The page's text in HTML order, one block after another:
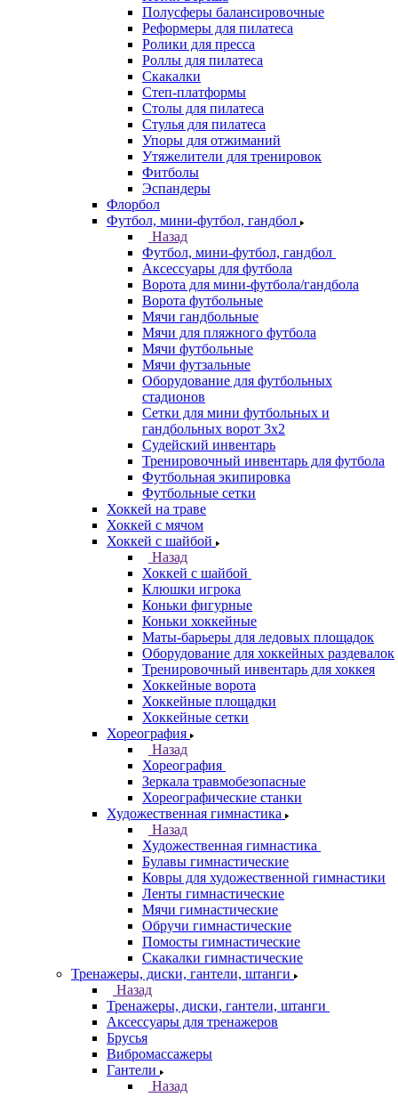
Полусферы балансировочные
Реформеры для пилатеса
Ролики для пресса
Роллы для пилатеса
Скакалки
Степ-платформы
Столы для пилатеса
Стулья для пилатеса
Упоры для отжиманий
Утяжелители для тренировок
Фитболы
Эспандеры
Флорбол
Футбол, мини-футбол, гандбол
Назад
Футбол, мини-футбол, гандбол
Аксессуары для футбола
Ворота для мини-футбола/гандбола
Ворота футбольные
Мячи гандбольные
Мячи для пляжного футбола
Мячи футбольные
Мячи футзальные
Оборудование для футбольных
стадионов
Сетки для мини футбольных и
гандбольных ворот 3х2
Судейский инвентарь
Тренировочный инвентарь для футбола
Футбольная экипировка
Футбольные сетки
Хоккей на траве
Хоккей с мячом
Хоккей с шайбой
Назад
Хоккей с шайбой
Клюшки игрока
Коньки фигурные
Коньки хоккейные
Маты-барьеры для ледовых площадок
Оборудование для хоккейных раздевалок
Тренировочный инвентарь для хоккея
Хоккейные ворота
Хоккейные площадки
Хоккейные сетки
Хореография
Назад
Хореография
Зеркала травмобезопасные
Хореографические станки
Художественная гимнастика
Назад
Художественная гимнастика
Булавы гимнастические
Ковры для художественной гимнастики
Ленты гимнастические
Мячи гимнастические
Обручи гимнастические
Помосты гимнастические
Скакалки гимнастические
Тренажеры, диски, гантели, штанги
Назад
Тренажеры, диски, гантели, штанги
Аксессуары для тренажеров
Брусья
Вибромассажеры
Гантели
Назад